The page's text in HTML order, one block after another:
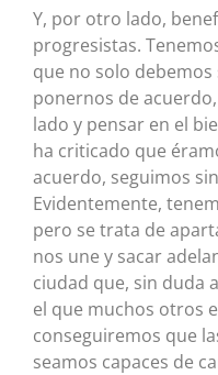
Y, por otro lado,
progresistas.
que no solo
ponernos de
lado y pensar en el
ha criticado que
acuerdo, seguimos
Evidentemente,
pero se trata de
nos une y sacar
ciudad que, sin duda
el que muchos otros
conseguiremos que
seamos capaces de